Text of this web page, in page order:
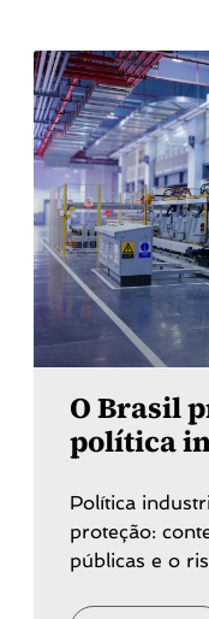
O Brasil
política
Política
proteção:
públicas e o